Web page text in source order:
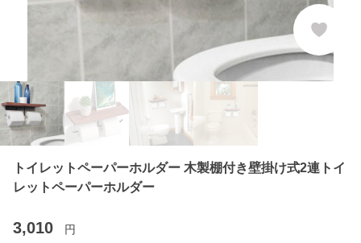
トイレットペーパーホルダー 木製棚付き壁掛け式2連トイ
レットペーパーホルダー
3,010 円